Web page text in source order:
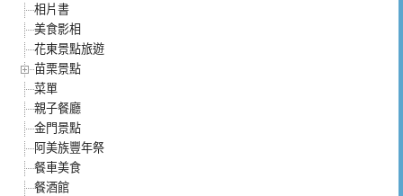
相片書
美食影相
花東景點旅遊
苗栗景點
菜單
親子餐廳
金門景點
阿美族豐年祭
餐車美食
餐酒館